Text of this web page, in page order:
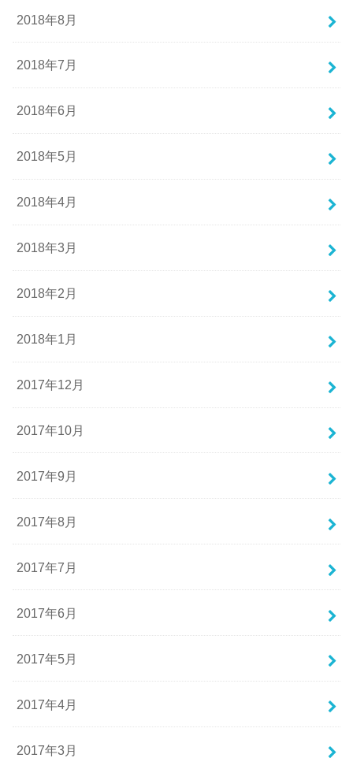
2018年8月
2018年7月
2018年6月
2018年5月
2018年4月
2018年3月
2018年2月
2018年1月
2017年12月
2017年10月
2017年9月
2017年8月
2017年7月
2017年6月
2017年5月
2017年4月
2017年3月